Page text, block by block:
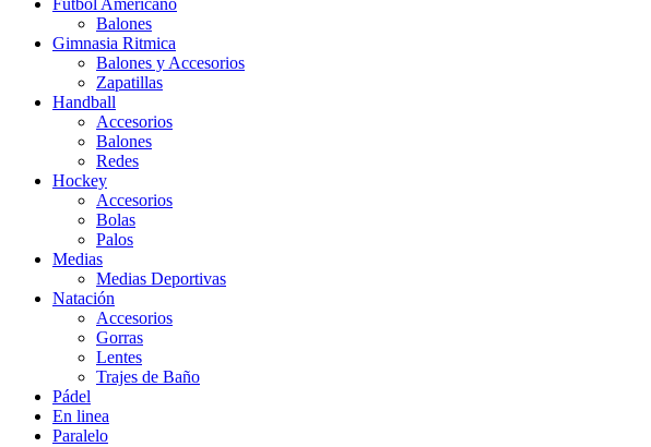
Balones
Gimnasia Ritmica
Balones y Accesorios
Zapatillas
Handball
Accesorios
Balones
Redes
Hockey
Accesorios
Bolas
Palos
Medias
Medias Deportivas
Natación
Accesorios
Gorras
Lentes
Trajes de Baño
Pádel
En linea
Paralelo